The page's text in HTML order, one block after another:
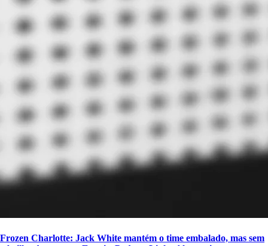
Frozen Charlotte: Jack White mantém o time embalado, mas sem